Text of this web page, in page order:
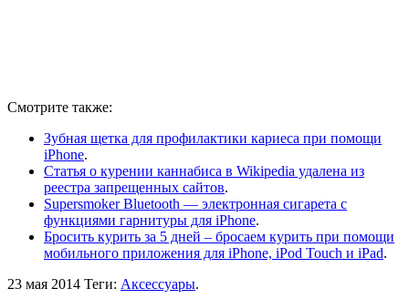
Смотрите также:
Зубная щетка для профилактики кариеса при помощи
iPhone.
Статья о курении каннабиса в Wikipedia удалена из
реестра запрещенных сайтов.
Supersmoker Bluetooth — электронная сигарета с
функциями гарнитуры для iPhone.
Бросить курить за 5 дней – бросаем курить при помощи
мобильного приложения для iPhone, iPod Touch и iPad.
23 мая 2014 Теги: Аксессуары.